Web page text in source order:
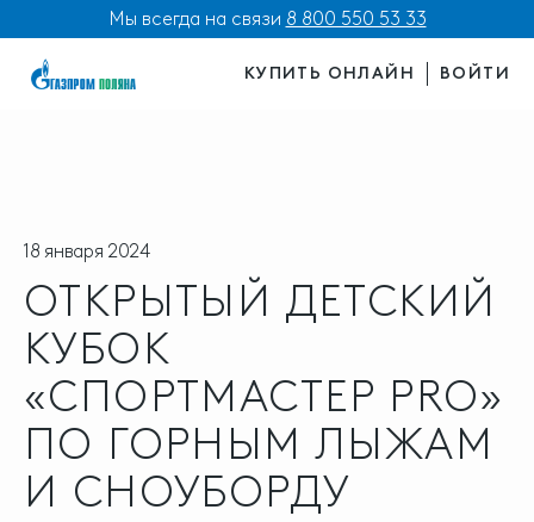
Мы всегда на связи 8 800 550 53 33
КУПИТЬ ОНЛАЙН ВОЙТИ
18 января 2024
ОТКРЫТЫЙ ДЕТСКИЙ
КУБОК
«СПОРТМАСТЕР PRO»
ПО ГОРНЫМ ЛЫЖАМ
И СНОУБОРДУ